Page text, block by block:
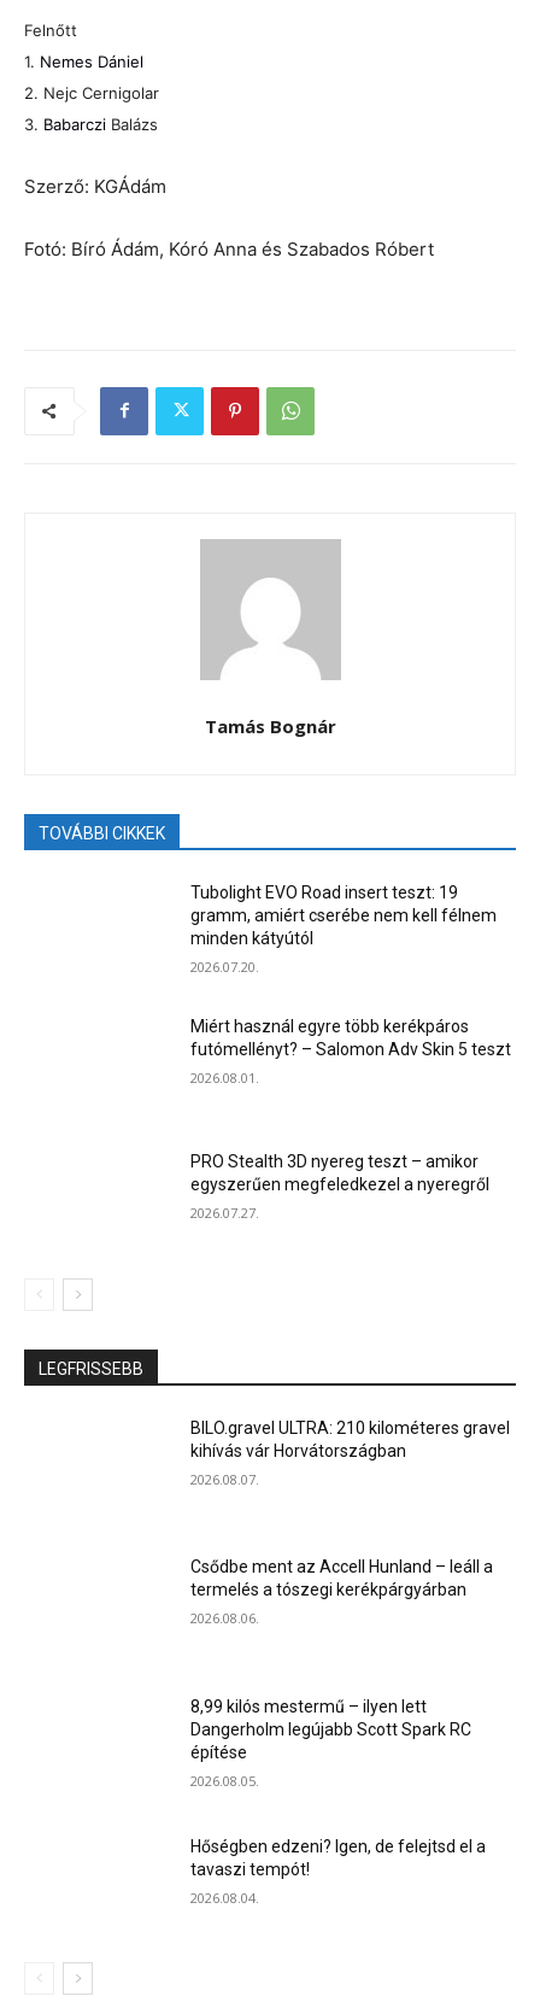
Felnőtt
1. Nemes Dániel
2. Nejc Cernigolar
3. Babarczi Balázs
Szerző: KGÁdám
Fotó: Bíró Ádám, Kóró Anna és Szabados Róbert
Tamás Bognár
TOVÁBBI CIKKEK
Tubolight EVO Road insert teszt: 19
gramm, amiért cserébe nem kell félnem
minden kátyútól
2026.07.20.
Miért használ egyre több kerékpáros
futómellényt? – Salomon Adv Skin 5 teszt
2026.08.01.
PRO Stealth 3D nyereg teszt – amikor
egyszerűen megfeledkezel a nyeregről
2026.07.27.
LEGFRISSEBB
BILO.gravel ULTRA: 210 kilométeres gravel
kihívás vár Horvátországban
2026.08.07.
Csődbe ment az Accell Hunland – leáll a
termelés a tószegi kerékpárgyárban
2026.08.06.
8,99 kilós mestermű – ilyen lett
Dangerholm legújabb Scott Spark RC
építése
2026.08.05.
Hőségben edzeni? Igen, de felejtsd el a
tavaszi tempót!
2026.08.04.